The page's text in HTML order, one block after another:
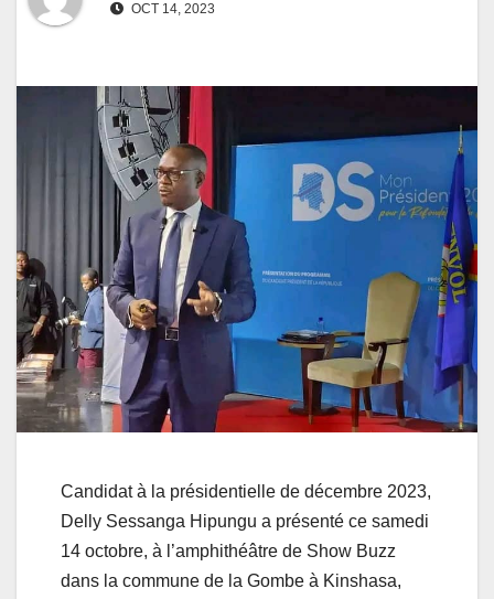
OCT 14, 2023
Candidat à la présidentielle de décembre 2023,
Delly Sessanga Hipungu a présenté ce samedi
14 octobre, à l’amphithéâtre de Show Buzz
dans la commune de la Gombe à Kinshasa,